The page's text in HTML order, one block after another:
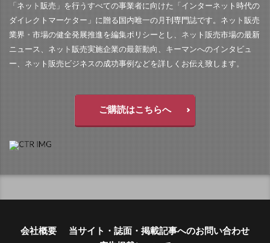
「ネット販売」を行うすべての事業者に向けた「インターネット時代の
ダイレクトマーケター」に贈る国内唯一の月刊専門誌です。ネット販売
業界・市場の健全発展推進を編集ポリシーとし、ネット販売市場の最新
ニュース、ネット販売実施企業の最新動向、キーマンへのインタビュ
ー、ネット販売ビジネスの成功事例などを詳しくお伝え致します。
ご購読はこちらへ
会社概要
当サイト・誌面・掲載記事へのお問い合わせ